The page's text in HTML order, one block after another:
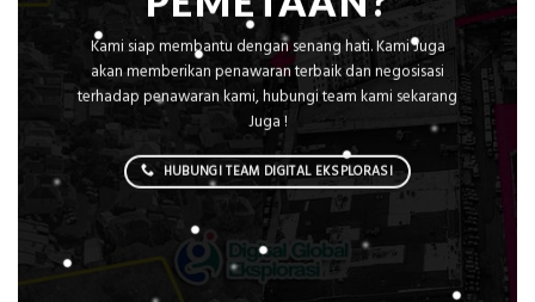
Kami siap membantu dengan senang hati. Kami Juga
akan memberikan penawaran terbaik dan negosisasi
terhadap penawaran kami, hubungi team kami sekarang
Juga !
HUBUNGI TEAM DIGITAL EKSPLORASI